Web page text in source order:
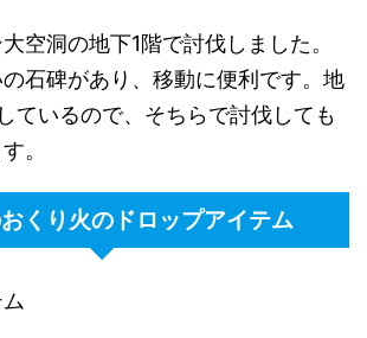
空洞の地下1階で討伐しました。
石碑があり、移動に便利です。地
ているので、そちらで討伐しても
。
くり火のドロップアイテム